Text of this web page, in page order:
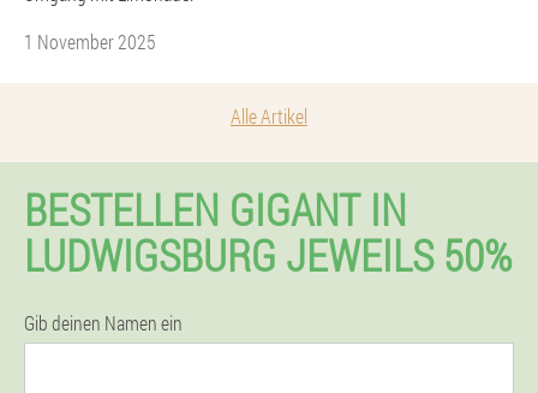
1 November 2025
Alle Artikel
BESTELLEN GIGANT IN
LUDWIGSBURG JEWEILS 50%
Gib deinen Namen ein